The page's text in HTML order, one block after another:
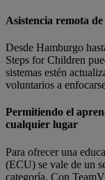
Asistencia remota
Desde Hamburgo
Steps for Children
sistemas estén
voluntarios a
Permitiendo el
cualquier lugar
Para ofrecer una
(ECU) se vale de un
categoría. Con